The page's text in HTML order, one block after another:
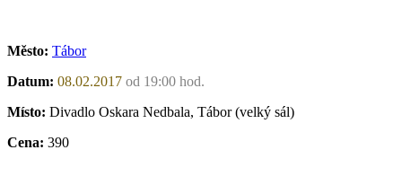
Město: Tábor
Datum: 08.02.2017 od 19:00 hod.
Místo: Divadlo Oskara Nedbala, Tábor (velký sál)
Cena: 390